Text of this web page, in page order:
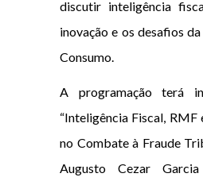
discutir inteligência
inovação e os desafios
Consumo.
A programação terá
“Inteligência Fiscal, RMF
no Combate à Fraude
Augusto Cezar